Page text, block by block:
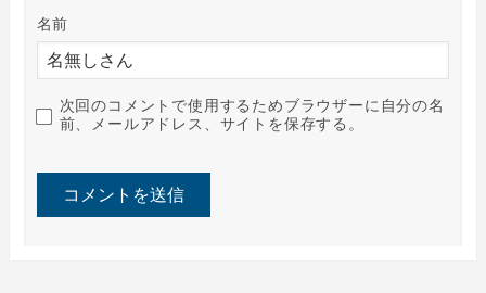
名前
次回のコメントで使用するためブラウザーに自分の名
前、メールアドレス、サイトを保存する。